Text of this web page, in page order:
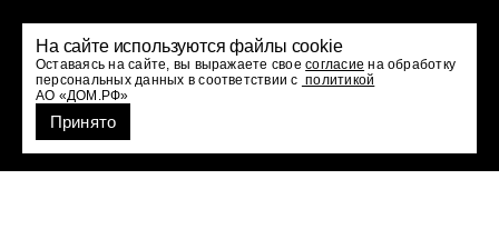
Политика конфиденциальности
Все права защищены
© 2024 «Среда для жизни»
На сайте используются файлы cookie
Оставаясь на сайте, вы выражаете своесогласие на обработку
персональных данных в соответствии с политикой
АО «ДОМ.РФ»
Принято